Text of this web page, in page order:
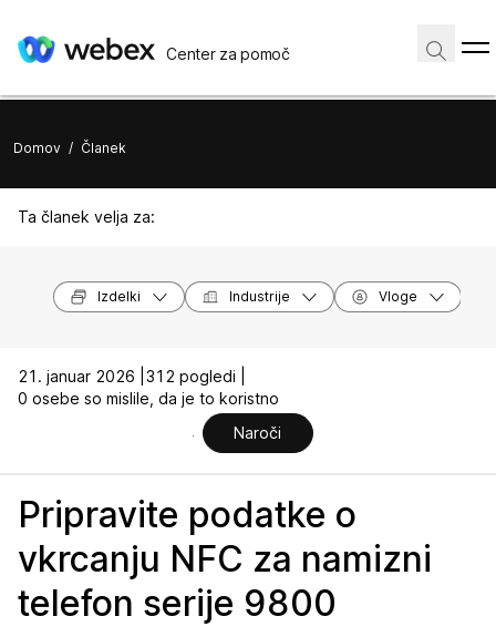
Center za pomoč
Domov / Članek
Ta članek velja za:
Izdelki Industrije Vloge
21. januar 2026 | 312 pogledi |
0 osebe so mislile, da je to koristno
Naroči
Pripravite podatke o
vkrcanju NFC za namizni
telefon serije 9800